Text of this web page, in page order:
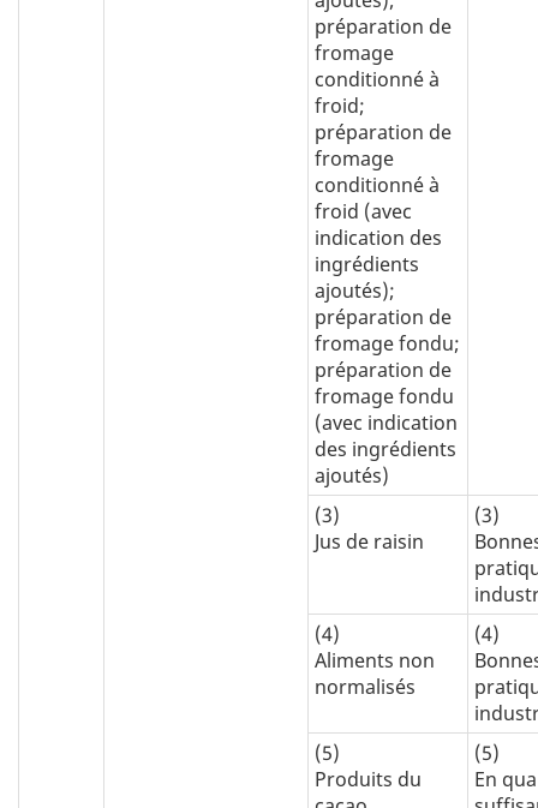
préparation de
fromage
conditionné à
froid;
préparation de
fromage
conditionné à
froid (avec
indication des
ingrédients
ajoutés);
préparation de
fromage fondu;
préparation de
fromage fondu
(avec indication
des ingrédients
ajoutés)
(3)
Jus de raisin
(3)
(4)
Aliments non
normalisés
(4)
(5)
Produits du
(5)
En